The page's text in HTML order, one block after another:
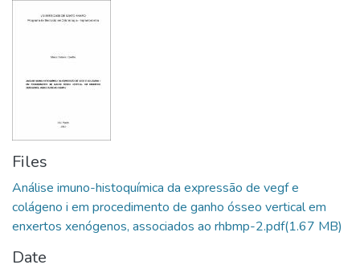
Files
Análise imuno-histoquímica da expressão de vegf e
colágeno i em procedimento de ganho ósseo vertical em
enxertos xenógenos, associados ao rhbmp-2.pdf(1.67 MB)
Date